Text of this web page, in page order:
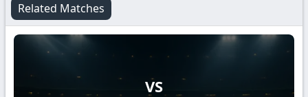
Related Matches
VS